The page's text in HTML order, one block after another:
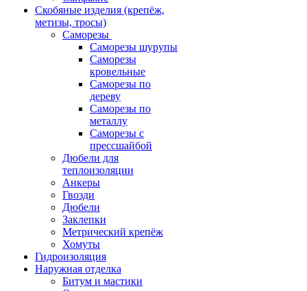
Скобяные изделия (крепёж,
метизы, тросы)
Саморезы
Саморезы шурупы
Саморезы
кровельные
Саморезы по
дереву
Саморезы по
металлу
Саморезы с
прессшайбой
Дюбели для
теплоизоляции
Анкеры
Гвозди
Дюбели
Заклепки
Метрический крепёж
Хомуты
Гидроизоляция
Наружная отделка
Битум и мастики